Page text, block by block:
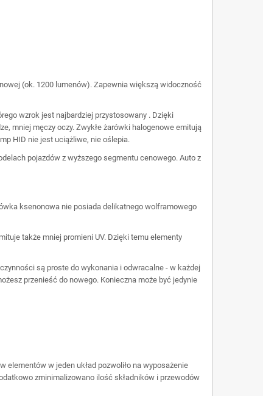
(ok. 1200 lumenów). Zapewnia większą widoczność
wzrok jest najbardziej przystosowany . Dzięki
mniej męczy oczy. Zwykłe żarówki halogenowe emitują
HID nie jest uciążliwe, nie oślepia.
pojazdów z wyższego segmentu cenowego. Auto z
ksenonowa nie posiada delikatnego wolframowego
także mniej promieni UV. Dzięki temu elementy
są proste do wykonania i odwracalne - w każdej
przenieść do nowego. Konieczna może być jedynie
elementów w jeden układ pozwoliło na wyposażenie
zminimalizowano ilość składników i przewodów